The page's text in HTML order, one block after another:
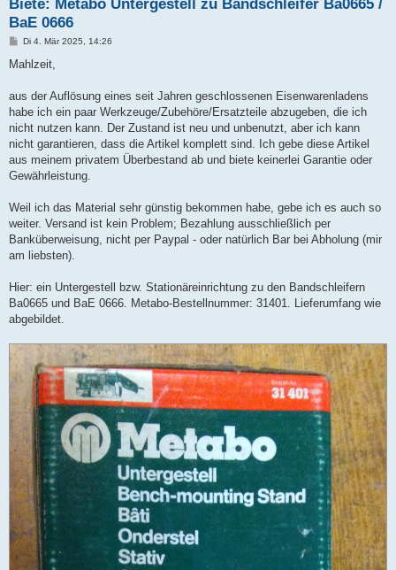
Biete: Metabo Untergestell zu Bandschleifer Ba0665 /
BaE 0666
B
i
a
Di 4. Mär 2025, 14:26
Mahlzeit,
aus der Auflösung eines seit Jahren geschlossenen Eisenwarenladens
habe ich ein paar Werkzeuge/Zubehöre/Ersatzteile abzugeben, die ich
nicht nutzen kann. Der Zustand ist neu und unbenutzt, aber ich kann
nicht garantieren, dass die Artikel komplett sind. Ich gebe diese Artikel
aus meinem privatem Überbestand ab und biete keinerlei Garantie oder
Gewährleistung.
Weil ich das Material sehr günstig bekommen habe, gebe ich es auch so
weiter. Versand ist kein Problem; Bezahlung ausschließlich per
Banküberweisung, nicht per Paypal - oder natürlich Bar bei Abholung (mir
am liebsten).
Hier: ein Untergestell bzw. Stationäreinrichtung zu den Bandschleifern
Ba0665 und BaE 0666. Metabo-Bestellnummer: 31401. Lieferumfang wie
abgebildet.